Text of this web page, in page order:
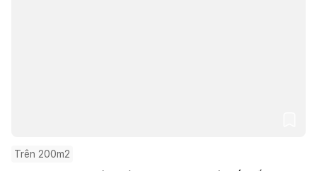
Trên 200m2